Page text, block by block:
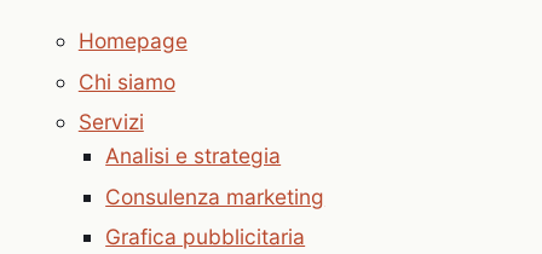
Homepage
Chi siamo
Servizi
Analisi e strategia
Consulenza marketing
Grafica pubblicitaria